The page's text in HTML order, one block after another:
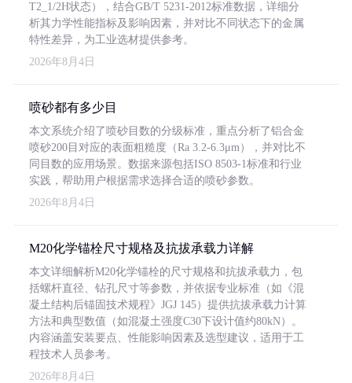
T2_1/2H状态），结合GB/T 5231-2012标准数据，详细分
析其力学性能指标及影响因素，并对比不同状态下的金属
特性差异，为工业选材提供参考。
2026年8月4日
喷砂都有多少目
本文系统介绍了喷砂目数的分级标准，重点分析了铝合金
喷砂200目对应的表面粗糙度（Ra 3.2-6.3μm），并对比不
同目数的应用场景。数据来源包括ISO 8503-1标准和行业
实践，帮助用户根据需求选择合适的喷砂参数。
2026年8月4日
M20化学锚栓尺寸规格及抗拔承载力详解
本文详细解析M20化学锚栓的尺寸规格和抗拔承载力，包
括螺杆直径、钻孔尺寸等参数，并依据专业标准（如《混
凝土结构后锚固技术规程》JGJ 145）提供抗拔承载力计算
方法和典型数值（如混凝土强度C30下设计值约80kN）。
内容涵盖安装要点、性能影响因素及选型建议，适用于工
程技术人员参考。
2026年8月4日